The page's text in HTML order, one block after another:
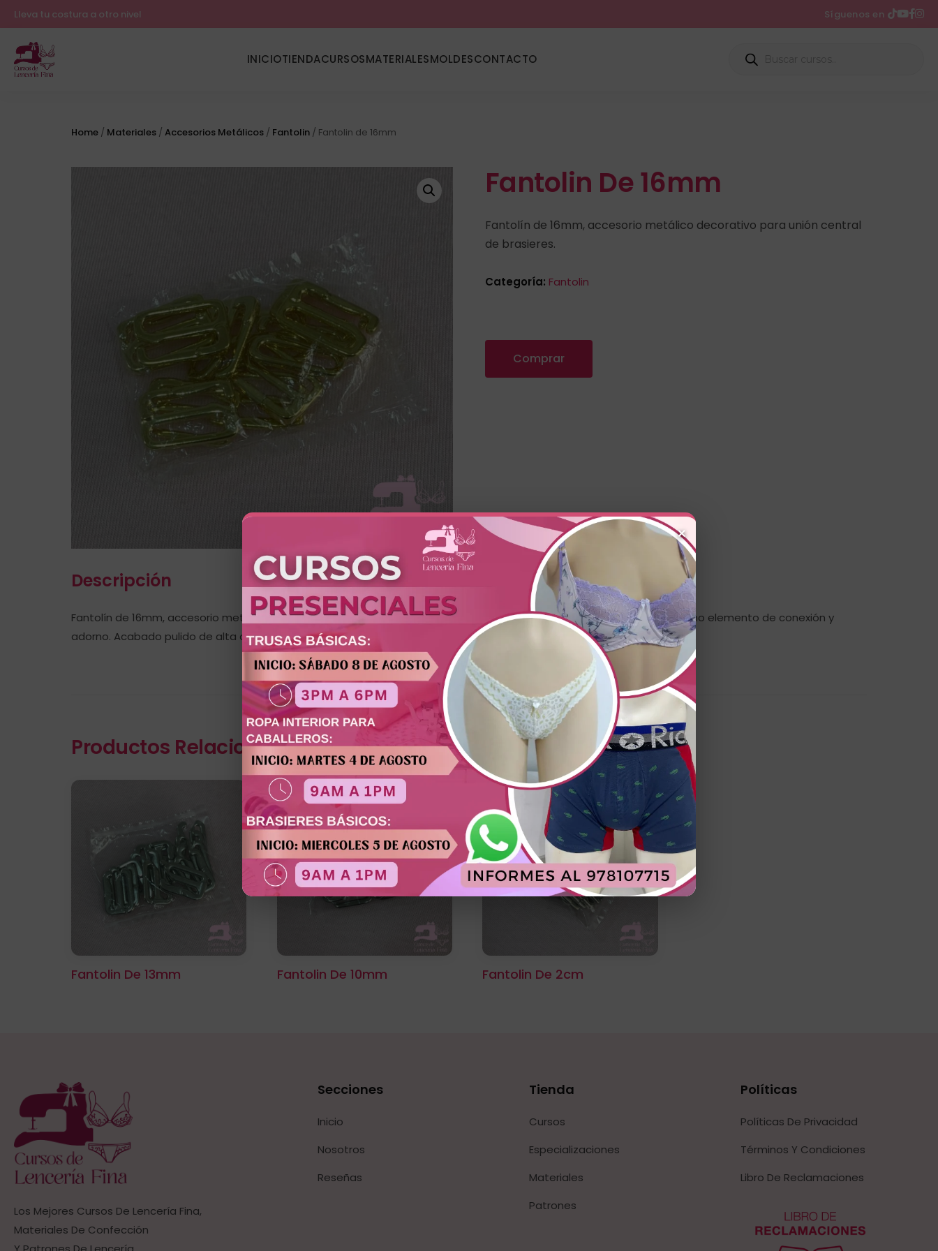
Lleva tu costura a otro nivel Síguenos en
INICIOTIENDACURSOSMATERIALESMOLDESCONTACTO
Home / Materiales / Accesorios Metálicos / Fantolin / Fantolin de 16mm
Fantolin De 16mm
Fantolín de 16mm, accesorio metálico decorativo para unión central
de brasieres.
Categoría: Fantolin
Comprar
Descripción
Fantolín de 16mm, accesorio metálico decorativo y funcional para lencería. Se coloca en la unión central del brasier como elemento de conexión y
adorno. Acabado pulido de alta calidad, resistente a la corrosión. Aporta un toque elegante y profesional a la prenda.
Productos Relacionados
Fantolin De 13mm Fantolin De 10mm Fantolin De 2cm
Los Mejores Cursos De Lencería Fina,
Materiales De Confección
Secciones
Inicio
Nosotros
Reseñas
Tienda
Cursos
Especializaciones
Materiales
Patrones
Políticas
Políticas De Privacidad
Términos Y Condiciones
Libro De Reclamaciones
×